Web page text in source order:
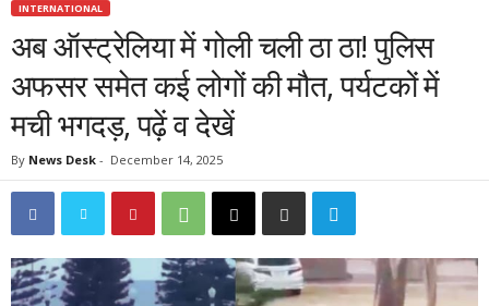
INTERNATIONAL
अब ऑस्ट्रेलिया में गोली चली ठा ठा! पुलिस
अफसर समेत कई लोगों की मौत, पर्यटकों में
मची भगदड़, पढ़ें व देखें
By News Desk - December 14, 2025